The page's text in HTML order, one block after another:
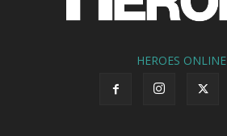
HEROES ONLINE